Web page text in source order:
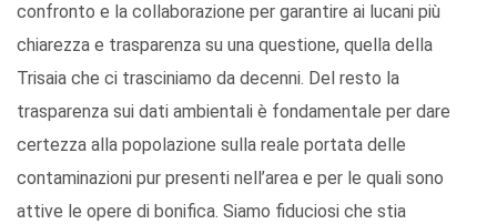
confronto e la collaborazione per garantire ai lucani più
chiarezza e trasparenza su una questione, quella della
Trisaia che ci trasciniamo da decenni. Del resto la
trasparenza sui dati ambientali è fondamentale per dare
certezza alla popolazione sulla reale portata delle
contaminazioni pur presenti nell’area e per le quali sono
attive le opere di bonifica. Siamo fiduciosi che stia